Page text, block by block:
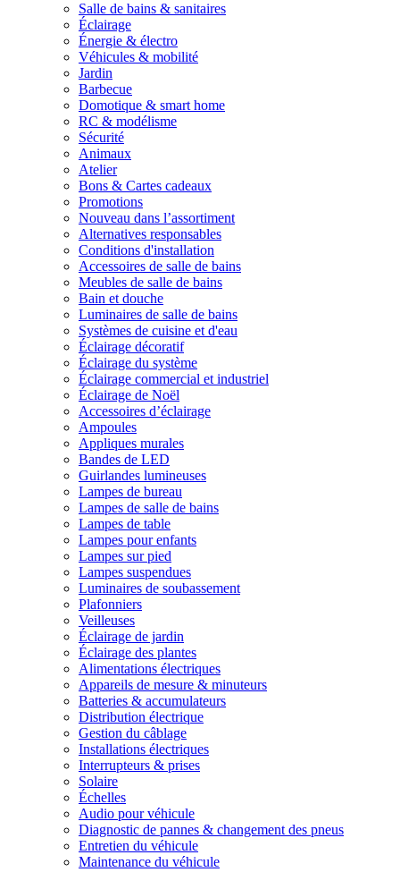
Salle de bains & sanitaires
Éclairage
Énergie & électro
Véhicules & mobilité
Jardin
Barbecue
Domotique & smart home
RC & modélisme
Sécurité
Animaux
Atelier
Bons & Cartes cadeaux
Promotions
Nouveau dans l’assortiment
Alternatives responsables
Conditions d'installation
Accessoires de salle de bains
Meubles de salle de bains
Bain et douche
Luminaires de salle de bains
Systèmes de cuisine et d'eau
Éclairage décoratif
Éclairage du système
Éclairage commercial et industriel
Éclairage de Noël
Accessoires d’éclairage
Ampoules
Appliques murales
Bandes de LED
Guirlandes lumineuses
Lampes de bureau
Lampes de salle de bains
Lampes de table
Lampes pour enfants
Lampes sur pied
Lampes suspendues
Luminaires de soubassement
Plafonniers
Veilleuses
Éclairage de jardin
Éclairage des plantes
Alimentations électriques
Appareils de mesure & minuteurs
Batteries & accumulateurs
Distribution électrique
Gestion du câblage
Installations électriques
Interrupteurs & prises
Solaire
Échelles
Audio pour véhicule
Diagnostic de pannes & changement des pneus
Entretien du véhicule
Maintenance du véhicule